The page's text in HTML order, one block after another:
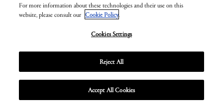
简称“KE”或“数据控制者”）。数据控制者的数据保护官（“DPO
方式如下 keringeyewear.privacy@kering.com
数据处理的说明、目的和法律依据
在准备采购订单期间，KE 可能会从我们的系统上收到下订单者提供的
个人数据，如姓名或姓名首字母（“数据”
对订单进行管理，并对从提出购买要求到交货的整个过程进行产品跟踪
For more information about these technologies and their use on this
website, please consult our Cookie Policy.
Cookies Settings
Reject All
Accept All Cookies